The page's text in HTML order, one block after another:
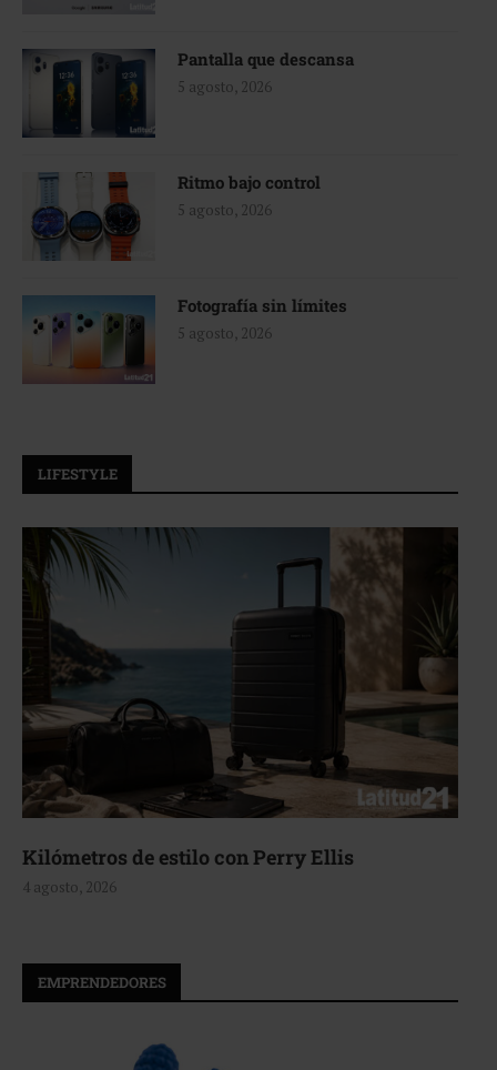
Pantalla que descansa
5 agosto, 2026
Ritmo bajo control
5 agosto, 2026
Fotografía sin límites
5 agosto, 2026
LIFESTYLE
Kilómetros de estilo con Perry Ellis
4 agosto, 2026
EMPRENDEDORES